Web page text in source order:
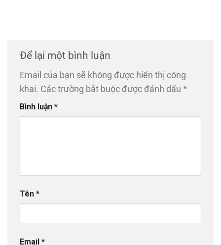
Để lại một bình luận
Email của bạn sẽ không được hiển thị công
khai. Các trường bắt buộc được đánh dấu *
Bình luận *
Tên *
Email *